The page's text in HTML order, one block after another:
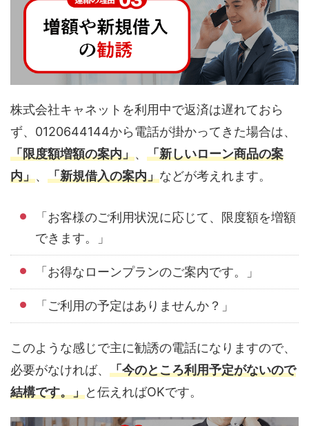
株式会社キャネットを利用中で返済は遅れておら
ず、0120644144から電話が掛かってきた場合は、
「限度額増額の案内」、 「新しいローン商品の案
内」、 「新規借入の案内」などが考えれます。
「お客様のご利用状況に応じて、限度額を増額
できます。」
「お得なローンプランのご案内です。」
「ご利用の予定はありませんか？」
このような感じで主に勧誘の電話になりますので、
必要がなければ、 「今のところ利用予定がないので
結構です。」と伝えればOKです。